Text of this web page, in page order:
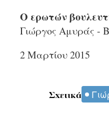
Ο ερωτών
Γιώργος Αμυράς -
2 Μαρτίου 2015
Σχετικά